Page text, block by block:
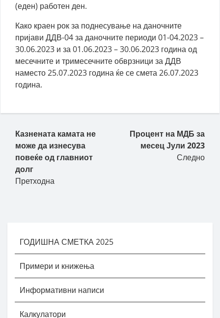
(еден) работен ден.
Како краен рок за поднесување на даночните
пријави ДДВ-04 за даночните периоди 01-04.2023 –
30.06.2023 и за 01.06.2023 – 30.06.2023 година од
месечните и тримесечните обврзници за ДДВ
наместо 25.07.2023 година ќе се смета 26.07.2023
година.
Пост навигација
Казнената камата не
може да изнесува
повеќе од главниот
долг
Претходна
Процент на МДБ за
месец Јули 2023
Следно
ГОДИШНА СМЕТКА 2025
Примери и книжења
Информативни написи
Калкулатори